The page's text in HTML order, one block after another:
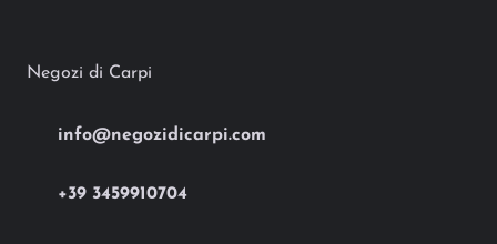
Negozi di Carpi
info@negozidicarpi.com
+39 3459910704